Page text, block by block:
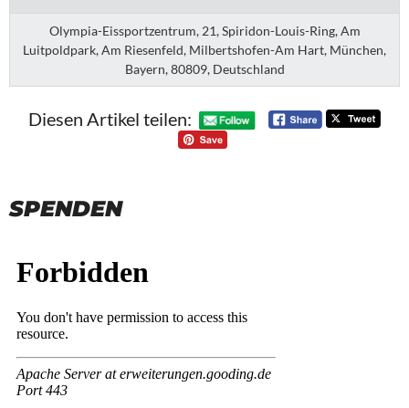
Olympia-Eissportzentrum, 21, Spiridon-Louis-Ring, Am
Luitpoldpark, Am Riesenfeld, Milbertshofen-Am Hart, München,
Bayern, 80809, Deutschland
Diesen Artikel teilen:
SPENDEN